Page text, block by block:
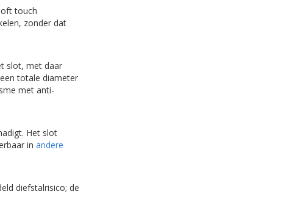
touch
zonder dat
slot, met daar
totale diameter
met anti-
Het slot
in andere
diefstalrisico; de